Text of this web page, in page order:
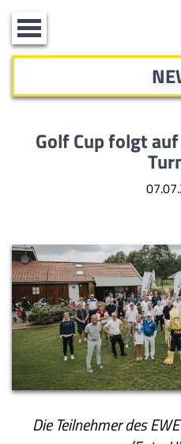
Toggle
navigation
Golf Cup folgt
Die Teilnehmer des